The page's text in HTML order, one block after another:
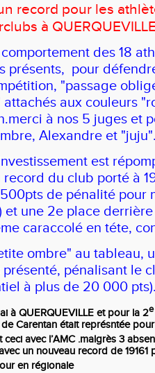
record pour les
à
des 18
présents, pour
"passage
attachés aux couleurs
à nos 5 juges et
Alexandre et
est
du club porté à
de pénalité pour
et une 2e place
caraccolé en téte,
ombre" au tableau,
présenté, pénalisant le
à plus de 20 000
à QUERQUEVILLE et pour la 2e
Carentan était représntée
ceci avec l’AMC .malgrès 3
un nouveau record de 19161
en régionale